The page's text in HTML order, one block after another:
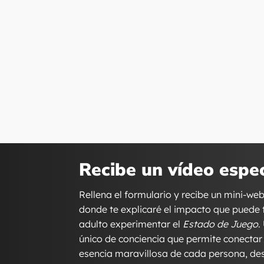
Recibe un vídeo
Rellena el formulario y recibe un mini-
donde te explicaré el impacto que puede
adulto experimentar el Estado de Juego.
único de conciencia que permite conectar
esencia maravillosa de cada persona,